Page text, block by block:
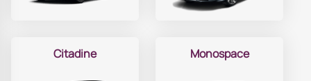
Citadine Monospace